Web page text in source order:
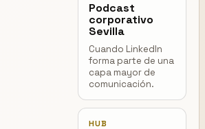
Podcast
corporativo
Sevilla
Cuando LinkedIn
forma parte de una
capa mayor de
comunicación.
HUB